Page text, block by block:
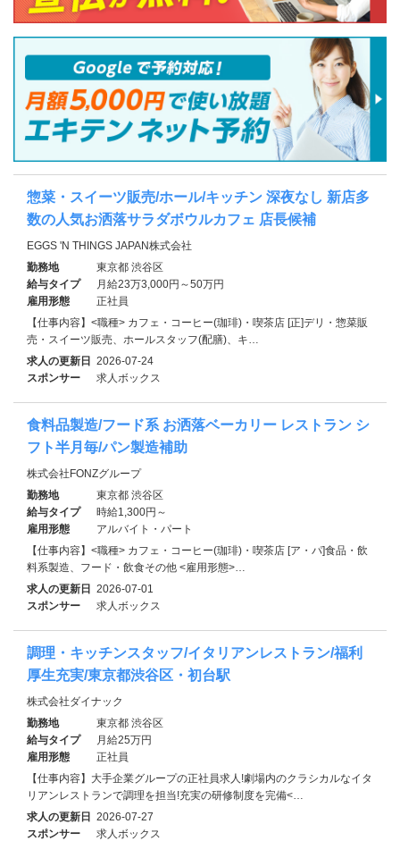
惣菜・スイーツ販売/ホール/キッチン 深夜なし 新店多
数の人気お洒落サラダボウルカフェ 店長候補
EGGS 'N THINGS JAPAN株式会社
勤務地
東京都 渋谷区
給与タイプ
月給23万3,000円～50万円
雇用形態
正社員
【仕事内容】<職種> カフェ・コーヒー(珈琲)・喫茶店 [正]デリ・惣菜販
売・スイーツ販売、ホールスタッフ(配膳)、キ…
求人の更新日 2026-07-24
スポンサー
求人ボックス
食料品製造/フード系 お洒落ベーカリー レストラン シ
フト半月毎/パン製造補助
株式会社FONZグループ
勤務地
東京都 渋谷区
給与タイプ
時給1,300円～
雇用形態
アルバイト・パート
【仕事内容】<職種> カフェ・コーヒー(珈琲)・喫茶店 [ア・パ]食品・飲
料系製造、フード・飲食その他 <雇用形態>…
求人の更新日 2026-07-01
スポンサー
求人ボックス
調理・キッチンスタッフ/イタリアンレストラン/福利
厚生充実/東京都渋谷区・初台駅
株式会社ダイナック
勤務地
東京都 渋谷区
給与タイプ
月給25万円
雇用形態
正社員
【仕事内容】大手企業グループの正社員求人!劇場内のクラシカルなイタ
リアンレストランで調理を担当!充実の研修制度を完備<…
求人の更新日 2026-07-27
スポンサー
求人ボックス